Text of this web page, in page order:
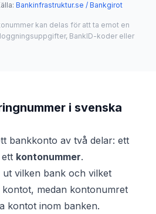
: Bankinfrastruktur.se / Bankgirot
kan delas för att ta emot en
BankID-koder eller
i svenska
bankkonto av två delar: ett
kontonummer.
vilken bank och vilket
medan kontonumret
kontot inom banken.